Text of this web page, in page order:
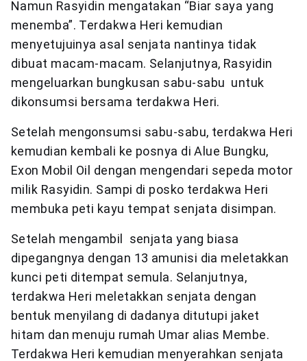
Namun Rasyidin mengatakan “Biar saya yang
menemba”. Terdakwa Heri kemudian
menyetujuinya asal senjata nantinya tidak
dibuat macam-macam. Selanjutnya, Rasyidin
mengeluarkan bungkusan sabu-sabu untuk
dikonsumsi bersama terdakwa Heri.
Setelah mengonsumsi sabu-sabu, terdakwa Heri
kemudian kembali ke posnya di Alue Bungku,
Exon Mobil Oil dengan mengendari sepeda motor
milik Rasyidin. Sampi di posko terdakwa Heri
membuka peti kayu tempat senjata disimpan.
Setelah mengambil senjata yang biasa
dipegangnya dengan 13 amunisi dia meletakkan
kunci peti ditempat semula. Selanjutnya,
terdakwa Heri meletakkan senjata dengan
bentuk menyilang di dadanya ditutupi jaket
hitam dan menuju rumah Umar alias Membe.
Terdakwa Heri kemudian menyerahkan senjata